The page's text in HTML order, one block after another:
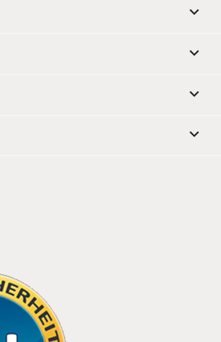



keyboard_arrow_down